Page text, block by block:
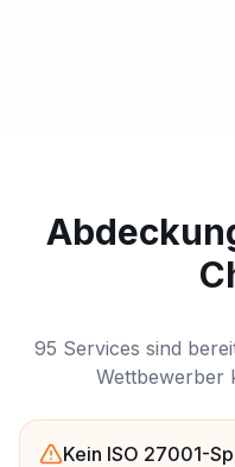
95 Services sind
Wettbewerber
Kein ISO 27001-